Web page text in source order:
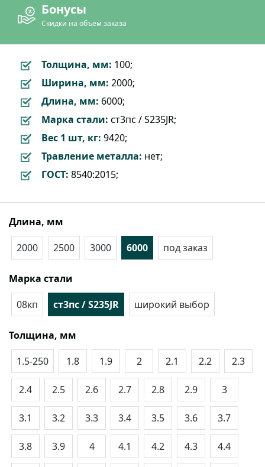
Бонусы
Скидки на объем заказа
Толщина, мм: 100;
Ширина, мм: 2000;
Длина, мм: 6000;
Марка стали: ст3пс / S235JR;
Вес 1 шт, кг: 9420;
Травление металла: нет;
ГОСТ: 8540:2015;
Длина, мм
2000
2500 3000 6000 под заказ
Марка стали
08кп
ст3пс / S235JR широкий выбор
Толщина, мм
1.5-250
1.8 1.9 2 2.1 2.2 2.3
2.4 2.5 2.6 2.7 2.8 2.9 3
3.1 3.2 3.3 3.4 3.5 3.6 3.7
3.8 3.9 4 4.1 4.2 4.3 4.4